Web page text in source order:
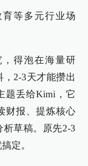
等多元行业场
得泡在海量研
2-3天才能攒出
题丢给Kimi，它
财报、提炼核心
草稿。原先2-3
定。